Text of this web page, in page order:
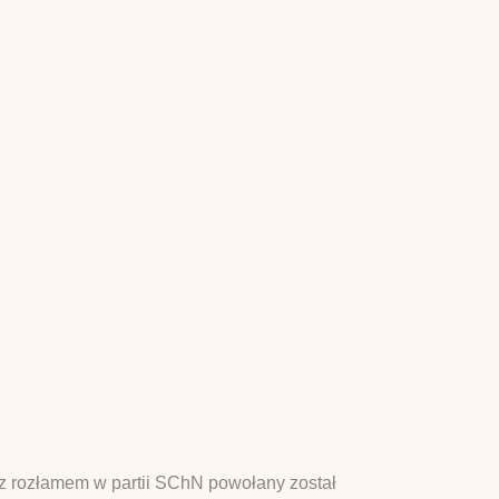
w partii SChN powołany został